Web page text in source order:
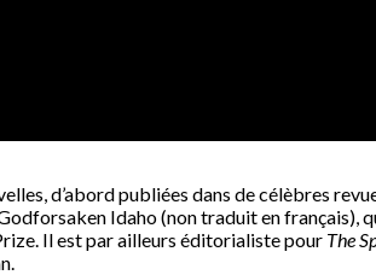
d’abord publiées dans de célèbres
Idaho (non traduit en français),
Il est par ailleurs éditorialiste pour The